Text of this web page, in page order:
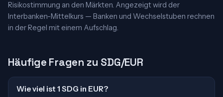
Risikostimmung an den Märkten. Angezeigt wird der
Interbanken-Mittelkurs — Banken und Wechselstuben rechnen
in der Regel mit einem Aufschlag.
Häufige Fragen zu SDG/EUR
Wie viel ist 1 SDG in EUR?